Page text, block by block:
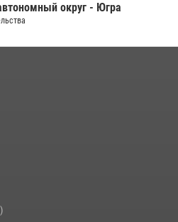
«Добрино»
округ - Югра